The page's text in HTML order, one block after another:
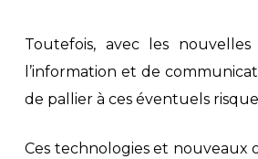
Toutefois, avec les
l’information et de
de pallier à ces éventuels
Ces technologies et